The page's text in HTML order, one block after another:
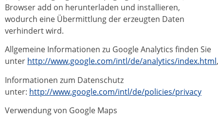
Browser add on herunterladen und installieren,
wodurch eine Übermittlung der erzeugten Daten
verhindert wird.
Allgemeine Informationen zu Google Analytics finden Sie
unter http://www.google.com/intl/de/analytics/index.html,
Informationen zum Datenschutz
unter: http://www.google.com/intl/de/policies/privacy
Verwendung von Google Maps